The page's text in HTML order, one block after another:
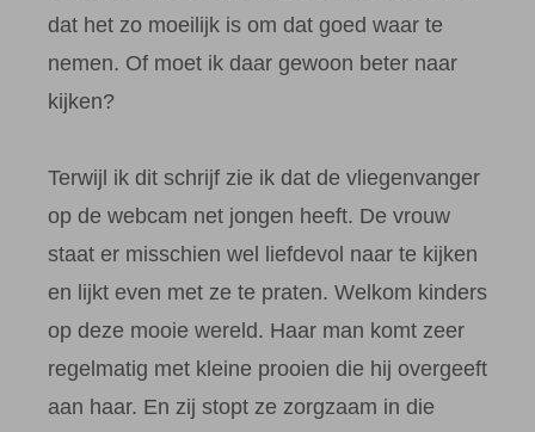
dat het zo moeilijk is om dat goed waar te
nemen. Of moet ik daar gewoon beter naar
kijken?
Terwijl ik dit schrijf zie ik dat de vliegenvanger
op de webcam net jongen heeft. De vrouw
staat er misschien wel liefdevol naar te kijken
en lijkt even met ze te praten. Welkom kinders
op deze mooie wereld. Haar man komt zeer
regelmatig met kleine prooien die hij overgeeft
aan haar. En zij stopt ze zorgzaam in die